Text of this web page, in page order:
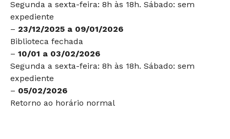
Segunda a sexta-feira: 8h às 18h. Sábado: sem
expediente
– 23/12/2025 a 09/01/2026
Biblioteca fechada
– 10/01 a 03/02/2026
Segunda a sexta-feira: 8h às 18h. Sábado: sem
expediente
– 05/02/2026
Retorno ao horário normal